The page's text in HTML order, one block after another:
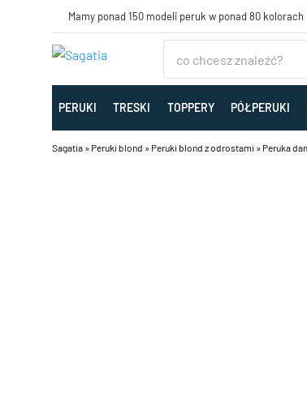
Mamy ponad 150 modeli peruk w ponad 80 kolorach
PERUKI TRESKI TOPPERY PÓŁPERUKI
Sagatia » Peruki blond » Peruki blond z odrostami » Peruka